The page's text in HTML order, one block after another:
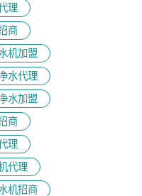
理
商
机加盟
水代理
水加盟
商
理
代理
机招商